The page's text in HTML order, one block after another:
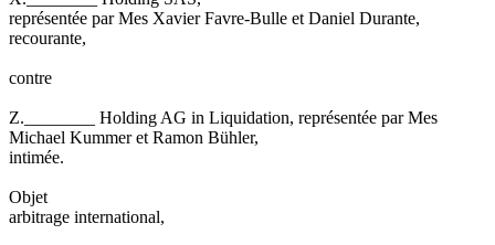
représentée par Mes Xavier Favre-Bulle et Daniel Durante,
recourante,
contre
Z.________ Holding AG in Liquidation, représentée par Mes
Michael Kummer et Ramon Bühler,
intimée.
Objet
arbitrage international,